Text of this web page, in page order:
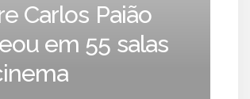
Carlos Paião
em 55 salas